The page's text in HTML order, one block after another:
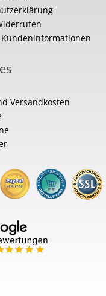
Kundeninformationen
Versandkosten